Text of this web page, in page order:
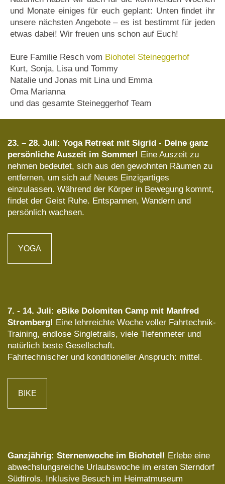
und Monate einiges für euch geplant: Unten findet ihr
unsere nächsten Angebote – es ist bestimmt für jeden
etwas dabei! Wir freuen uns schon auf Euch!
Eure Familie Resch vom Biohotel Steineggerhof
Kurt, Sonja, Lisa und Tommy
Natalie und Jonas mit Lina und Emma
Oma Marianna
und das gesamte Steineggerhof Team
23. – 28. Juli: Yoga Retreat mit Sigrid - Deine ganz
persönliche Auszeit im Sommer! Eine Auszeit zu
nehmen bedeutet, sich aus den gewohnten Räumen zu
entfernen, um sich auf Neues Einzigartiges
einzulassen. Während der Körper in Bewegung kommt,
findet der Geist Ruhe. Entspannen, Wandern und
persönlich wachsen.
YOGA
7. - 14. Juli: eBike Dolomiten Camp mit Manfred
Stromberg! Eine lehrreichte Woche voller Fahrtechnik-
Training, endlose Singletrails, viele Tiefenmeter und
natürlich beste Gesellschaft.
Fahrtechnischer und konditioneller Anspruch: mittel.
BIKE
Ganzjährig: Sternenwoche im Biohotel! Erlebe eine
abwechslungsreiche Urlaubswoche im ersten Sterndorf
Südtirols. Inklusive Besuch im Heimatmuseum